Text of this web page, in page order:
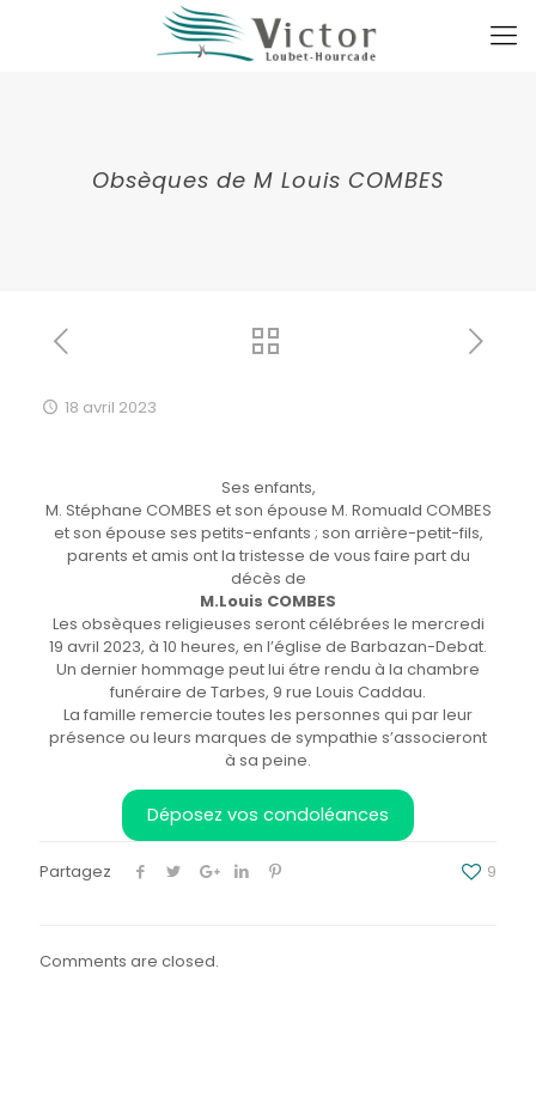
Obsèques de M Louis COMBES
18 avril 2023
Ses enfants,
M. Stéphane COMBES et son épouse M. Romuald COMBES
et son épouse ses petits-enfants ; son arrière-petit-fils,
parents et amis ont la tristesse de vous faire part du
décès de
M.Louis COMBES
Les obsèques religieuses seront célébrées le mercredi
19 avril 2023, à 10 heures, en l’église de Barbazan-Debat.
Un dernier hommage peut lui étre rendu à la chambre
funéraire de Tarbes, 9 rue Louis Caddau.
La famille remercie toutes les personnes qui par leur
présence ou leurs marques de sympathie s’associeront
à sa peine.
Déposez vos condoléances
Partagez 9
Comments are closed.